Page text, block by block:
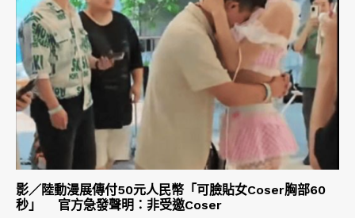
影／陸動漫展傳付50元人民幣「可臉貼女Coser胸部60
秒」 官方急發聲明：非受邀Coser